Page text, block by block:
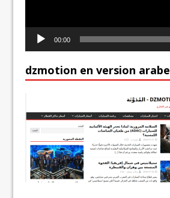
00:00
dzmotion en version arabe